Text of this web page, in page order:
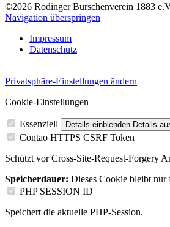
©2026 Rodinger Burschenverein 1883
Navigation überspringen
Impressum
Datenschutz
Privatsphäre-Einstellungen ändern
Cookie-Einstellungen
Essenziell Details einblenden Details
Contao HTTPS CSRF Token
Schützt vor Cross-Site-Request-Forgery
Speicherdauer: Dieses Cookie bleibt nur
PHP SESSION ID
Speichert die aktuelle PHP-Session.